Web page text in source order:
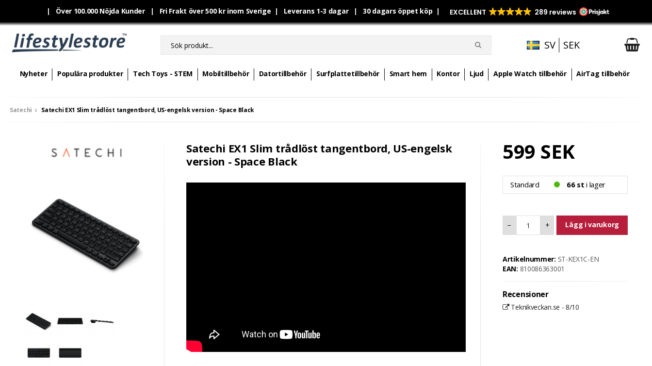
| Över 100.000 Nöjda Kunder | Fri Frakt över 500 kr inom Sverige | Leverans 1-3 dagar | 30 dagars öppet köp |
SV SEK
Nyheter Populära produkter Tech Toys - STEM Mobiltillbehör Datortillbehör Surfplattetillbehör Smart hem Kontor Ljud Apple Watch tillbehör AirTag tillbehör
Satechi Satechi EX1 Slim trådlöst tangentbord, US-engelsk version - Space Black
Satechi EX1 Slim trådlöst tangentbord, US-engelsk
version - Space Black
599 SEK
Standard 66 st i lager
− + Lägg i varukorg
Artikelnummer: ST-KEX1C-EN
EAN: 810086363001
Recensioner
Teknikveckan.se - 8/10